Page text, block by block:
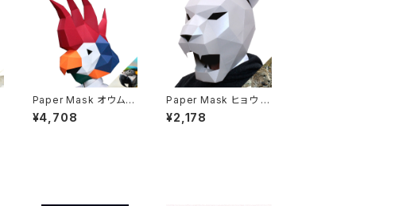
Paper Mask オウム C
ouch
¥4,708
Paper Mask ヒョウ P
anther
¥2,178